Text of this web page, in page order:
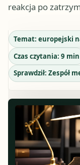
reakcja po
Temat: europejski
Czas czytania: 9 min
Sprawdził: Zespół